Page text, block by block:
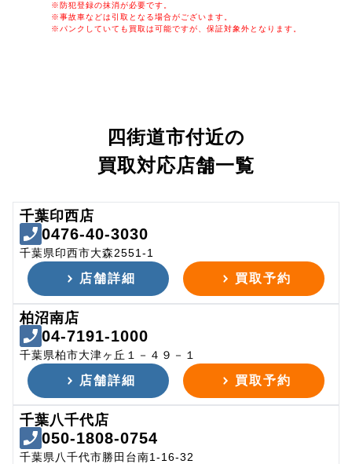
※防犯登録の抹消が必要です。
※事故車などは引取となる場合がございます。
※パンクしていても買取は可能ですが、保証対象外となります。
四街道市付近の
買取対応店舗一覧
千葉印西店
0476-40-3030
千葉県印西市大森2551-1
店舗詳細 買取予約
柏沼南店
04-7191-1000
千葉県柏市大津ヶ丘１－４９－１
店舗詳細 買取予約
千葉八千代店
050-1808-0754
千葉県八千代市勝田台南1-16-32